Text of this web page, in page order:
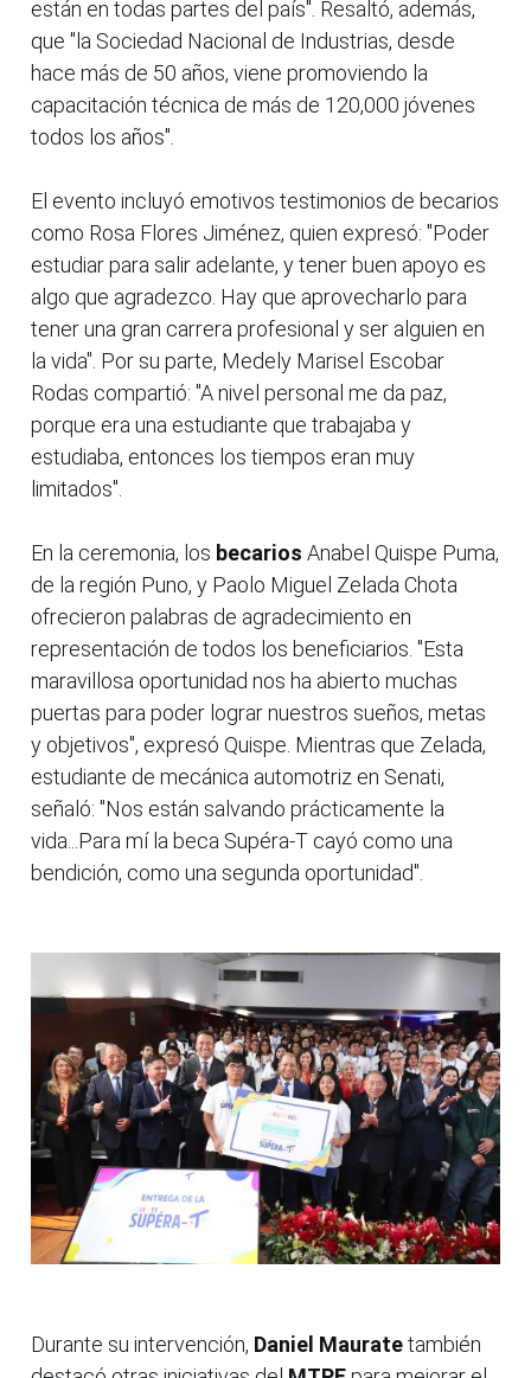
están en todas partes del país". Resaltó, además,
que "la Sociedad Nacional de Industrias, desde
hace más de 50 años, viene promoviendo la
capacitación técnica de más de 120,000 jóvenes
todos los años".
El evento incluyó emotivos testimonios de becarios
como Rosa Flores Jiménez, quien expresó: "Poder
estudiar para salir adelante, y tener buen apoyo es
algo que agradezco. Hay que aprovecharlo para
tener una gran carrera profesional y ser alguien en
la vida". Por su parte, Medely Marisel Escobar
Rodas compartió: "A nivel personal me da paz,
porque era una estudiante que trabajaba y
estudiaba, entonces los tiempos eran muy
limitados".
En la ceremonia, los becarios Anabel Quispe Puma,
de la región Puno, y Paolo Miguel Zelada Chota
ofrecieron palabras de agradecimiento en
representación de todos los beneficiarios. "Esta
maravillosa oportunidad nos ha abierto muchas
puertas para poder lograr nuestros sueños, metas
y objetivos", expresó Quispe. Mientras que Zelada,
estudiante de mecánica automotriz en Senati,
señaló: "Nos están salvando prácticamente la
vida...Para mí la beca Supéra-T cayó como una
bendición, como una segunda oportunidad".
Durante su intervención, Daniel Mauratetambién